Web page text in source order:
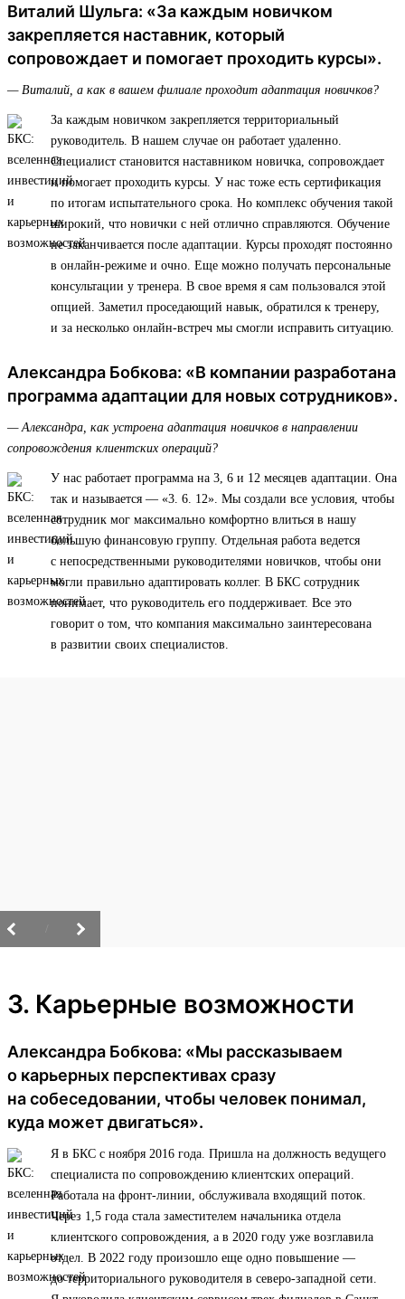
Виталий Шульга: «За каждым новичком
закрепляется наставник, который
сопровождает и помогает проходить курсы».
— Виталий, а как в вашем филиале проходит адаптация новичков?
За каждым новичком закрепляется территориальный
руководитель. В нашем случае он работает удаленно.
Специалист становится наставником новичка, сопровождает
и помогает проходить курсы. У нас тоже есть сертификация
по итогам испытательного срока. Но комплекс обучения такой
широкий, что новички с ней отлично справляются. Обучение
не заканчивается после адаптации. Курсы проходят постоянно
в онлайн-режиме и очно. Еще можно получать персональные
консультации у тренера. В свое время я сам пользовался этой
опцией. Заметил проседающий навык, обратился к тренеру,
и за несколько онлайн-встреч мы смогли исправить ситуацию.
Александра Бобкова: «В компании разработана
программа адаптации для новых сотрудников».
— Александра, как устроена адаптация новичков в направлении
сопровождения клиентских операций?
У нас работает программа на 3, 6 и 12 месяцев адаптации. Она
так и называется — «3. 6. 12». Мы создали все условия, чтобы
сотрудник мог максимально комфортно влиться в нашу
большую финансовую группу. Отдельная работа ведется
с непосредственными руководителями новичков, чтобы они
могли правильно адаптировать коллег. В БКС сотрудник
понимает, что руководитель его поддерживает. Все это
говорит о том, что компания максимально заинтересована
в развитии своих специалистов.
3. Карьерные возможности
Александра Бобкова: «Мы рассказываем
о карьерных перспективах сразу
на собеседовании, чтобы человек понимал,
куда может двигаться».
Я в БКС с ноября 2016 года. Пришла на должность ведущего
специалиста по сопровождению клиентских операций.
Работала на фронт-линии, обслуживала входящий поток.
Через 1,5 года стала заместителем начальника отдела
клиентского сопровождения, а в 2020 году уже возглавила
отдел. В 2022 году произошло еще одно повышение —
до территориального руководителя в северо-западной сети.